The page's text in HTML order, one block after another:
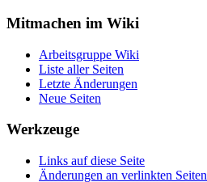
Mitmachen im Wiki
Arbeitsgruppe Wiki
Liste aller Seiten
Letzte Änderungen
Neue Seiten
Werkzeuge
Links auf diese Seite
Änderungen an verlinkten Seiten